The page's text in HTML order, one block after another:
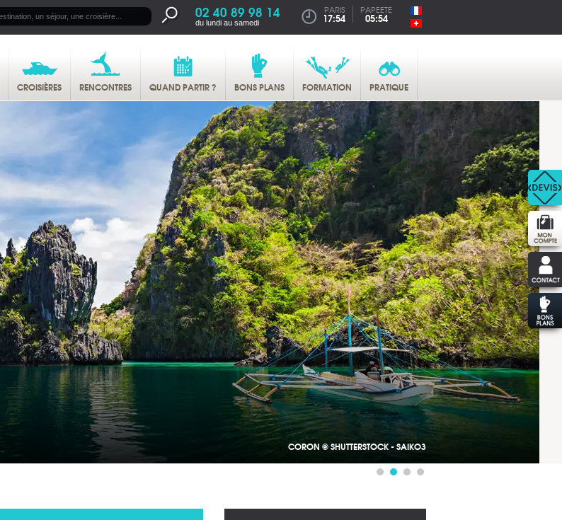
02 40 89 98 14
du lundi au samedi
PARIS
17:54
PAPEETE
05:54
CROISIÈRES RENCONTRES QUAND PARTIR ? BONS PLANS FORMATION PRATIQUE
CORON © SHUTTERSTOCK - SAIKO3